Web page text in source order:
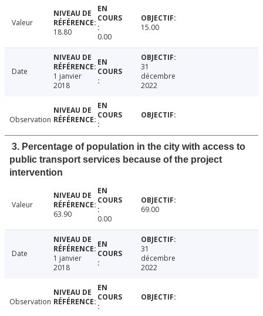
Valeur
18.80
0.00
15.00
Date
1 janvier
2018
31
décembre
2022
Observation
3. Percentage of population in the city with access to
public transport services because of the project
intervention
Valeur
63.90
0.00
69.00
Date
1 janvier
2018
31
décembre
2022
Observation